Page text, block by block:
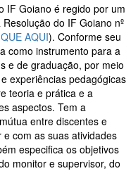
IF Goiano é regido por um
do IF Goiano nº
AQUI). Conforme seu
como instrumento para a
e de graduação, por meio
experiências pedagógicas
teoria e prática e a
aspectos. Tem a
entre discentes e
com as suas atividades
especifica os objetivos
monitor e supervisor, do